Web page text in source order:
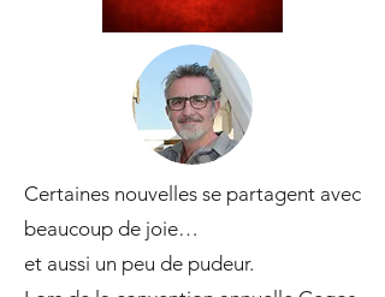
Certaines nouvelles se partagent avec
beaucoup de joie…
et aussi un peu de pudeur.